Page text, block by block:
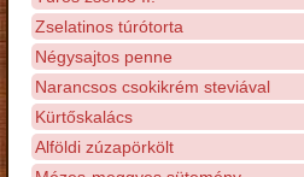
Zselatinos túrótorta
Négysajtos penne
Narancsos csokikrém steviával
Kürtőskalács
Alföldi zúzapörkölt